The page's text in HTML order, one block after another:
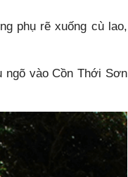
phụ rẽ xuống cù lao,
vào Cồn Thới Sơn